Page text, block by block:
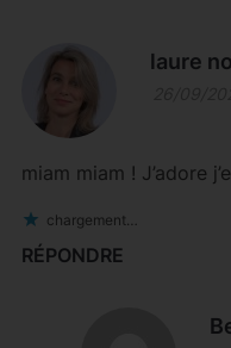
laure
miam miam ! J’adore
chargement…
RÉPONDRE